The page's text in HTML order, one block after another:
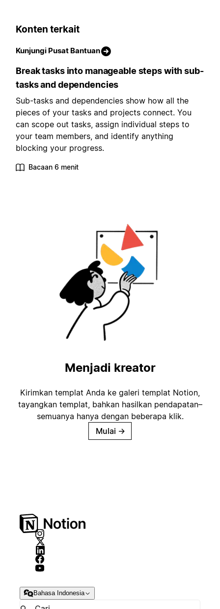
Konten terkait
Kunjungi Pusat Bantuan
Break tasks into manageable steps with sub-
tasks and dependencies
Sub-tasks and dependencies show how all the
pieces of your tasks and projects connect. You
can scope out tasks, assign individual steps to
your team members, and identify anything
blocking your progress.
Bacaan 6 menit
Menjadi kreator
Kirimkan templat Anda ke galeri templat Notion,
tayangkan templat, bahkan hasilkan pendapatan–
semuanya hanya dengan beberapa klik.
Mulai →
Bahasa Indonesia